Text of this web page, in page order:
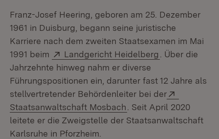
Franz-Josef Heering, geboren am 25. Dezember
1961 in Duisburg, begann seine juristische
Karriere nach dem zweiten Staatsexamen im Mai
1991 beim
Extern:
Landgericht Heidelberg (Öffnet in
. Über die
Jahrzehnte hinweg nahm er diverse
Führungspositionen ein, darunter fast 12 Jahre als
stellvertretender Behördenleiter bei der
Staatsanwaltschaft Mosbach (Öffnet in neuem
. Seit April 2020
leitete er die Zweigstelle der Staatsanwaltschaft
Karlsruhe in Pforzheim.